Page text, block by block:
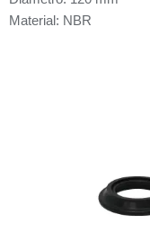
Material: NBR